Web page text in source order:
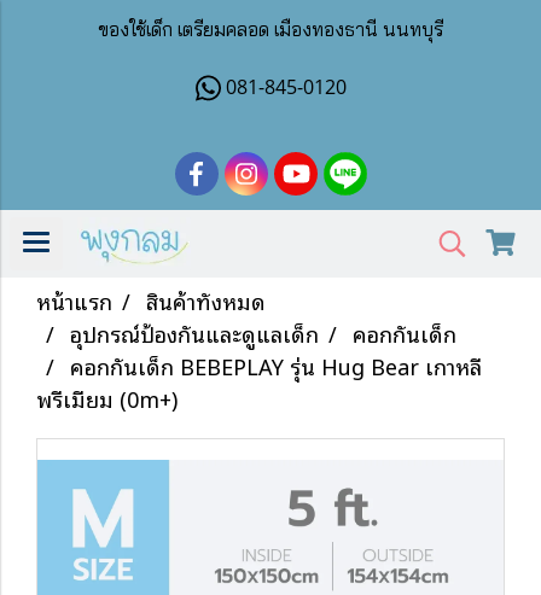
ของใช้เด็ก เตรียมคลอด เมืองทองธานี นนทบุรี
081-845-0120
หน้าแรก
สินค้าทั้งหมด
อุปกรณ์ป้องกันและดูแลเด็ก
คอกกั้นเด็ก
คอกกั้นเด็ก BEBEPLAY รุ่น Hug Bear เกาหลี
พรีเมียม (0m+)